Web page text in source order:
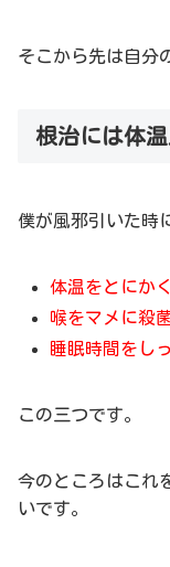
そこから先は自分
根治には体
僕が風邪引いた時
体温をとにか
喉をマメに殺
睡眠時間をし
この三つです。
今のところはこれ
いです。